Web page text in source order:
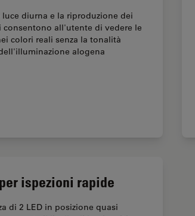
luce diurna e la riproduzione dei
consentono all'utente di vedere le
colori reali senza la tonalità
alogena
ispezioni rapide
di 2 LED in posizione quasi